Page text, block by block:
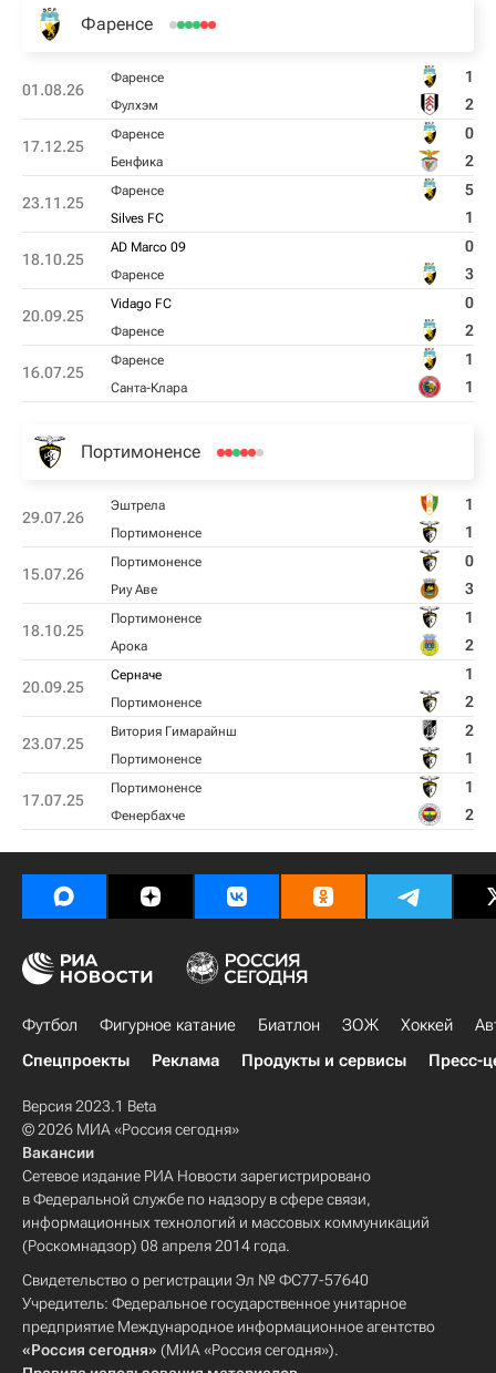
Фаренсе
01.08.26
Фаренсе 1
Фулхэм 2
17.12.25
Фаренсе 0
Бенфика 2
23.11.25
Фаренсе 5
Silves FC 1
18.10.25
AD Marco 09 0
Фаренсе 3
20.09.25
Vidago FC 0
Фаренсе 2
16.07.25
Фаренсе 1
Санта-Клара 1
Портимоненсе
29.07.26
Эштрела 1
Портимоненсе 1
15.07.26
Портимоненсе 0
Риу Аве 3
18.10.25
Портимоненсе 1
Арока 2
20.09.25
Серначе 1
Портимоненсе 2
23.07.25
Витория Гимарайнш 2
Портимоненсе 1
17.07.25
Портимоненсе 1
Фенербахче 2
Футбол Фигурное катание Биатлон ЗОЖ Хоккей
Спецпроекты
Реклама Продукты и сервисы Пресс-
Версия 2023.1 Beta
© 2026 МИА «Россия сегодня»
Вакансии
Сетевое издание РИА Новости зарегистрировано
в Федеральной службе по надзору в сфере связи,
информационных технологий и массовых коммуникаций
(Роскомнадзор) 08 апреля 2014 года.
Свидетельство о регистрации Эл № ФС77-57640
Учредитель: Федеральное государственное унитарное
предприятие Международное информационное агентство
«Россия сегодня» (МИА «Россия сегодня»).